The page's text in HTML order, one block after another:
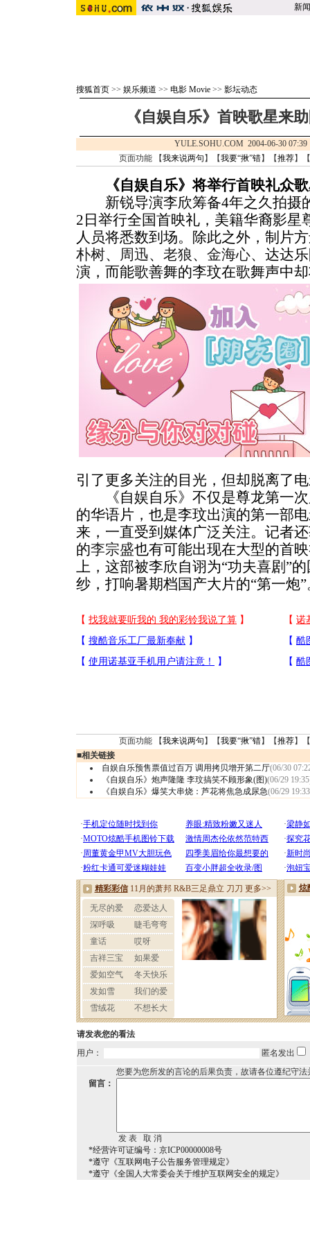
新闻
搜狐首页 >> 娱乐频道 >> 电影 Movie >> 影坛动态
《自娱自乐》首映歌星来
YULE.SOHU.COM 2004-06-30
页面功能 【我来说两句 】【我要“揪”错】【推荐】
《自娱自乐》将举行首映礼众歌
新锐导演李欣筹备4年之久拍摄
2日举行全国首映礼，美籍华裔影星
人员将悉数到场。除此之外，制片
朴树、 周迅、 老狼、 金海心、达达
演，而能歌善舞的李玟在歌舞声中却
引了更多关注的目光，但却脱离了
《自娱自乐》不仅是尊龙第一次
的华语片，也是李玟出演的第一部
来，一直受到媒体广泛关注。记者
的李宗盛也有可能出现在大型的首
上，这部被李欣自诩为“功夫喜剧”
纱，打响暑期档国产大片的“第一炮
页面功能 【我来说两句 】【我要“揪”错】【推荐】
■相关链接
自娱自乐预售票值过百万 调用拷贝增开第二厅(06/30
《自娱自乐》炮声隆隆 李玟搞笑不顾形象(图)(06/29
《自娱自乐》爆笑大串烧：芦花将焦急成尿急(06/29
请发表您的看法
用户：
匿名发出
您要为您所发的言论的后果负责，故请各位遵纪守
留言：
*经营许可证编号：京ICP00000008号
*遵守《互联网电子公告服务管理规定》
*遵守《全国人大常委会关于维护互联网安全的规定》